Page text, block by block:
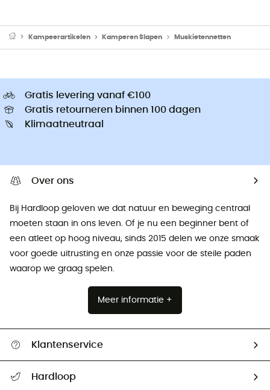
Kampeerartikelen Kamperen Slapen Muskietennetten
Gratis levering vanaf €100
Gratis retourneren binnen 100 dagen
Klimaatneutraal
Over ons
Bij Hardloop geloven we dat natuur en beweging centraal
moeten staan ​​in ons leven. Of je nu een beginner bent of
een atleet op hoog niveau, sinds 2015 delen we onze smaak
voor goede uitrusting en onze passie voor de steile paden
waarop we graag spelen.
Meer informatie +
Klantenservice
Hardloop